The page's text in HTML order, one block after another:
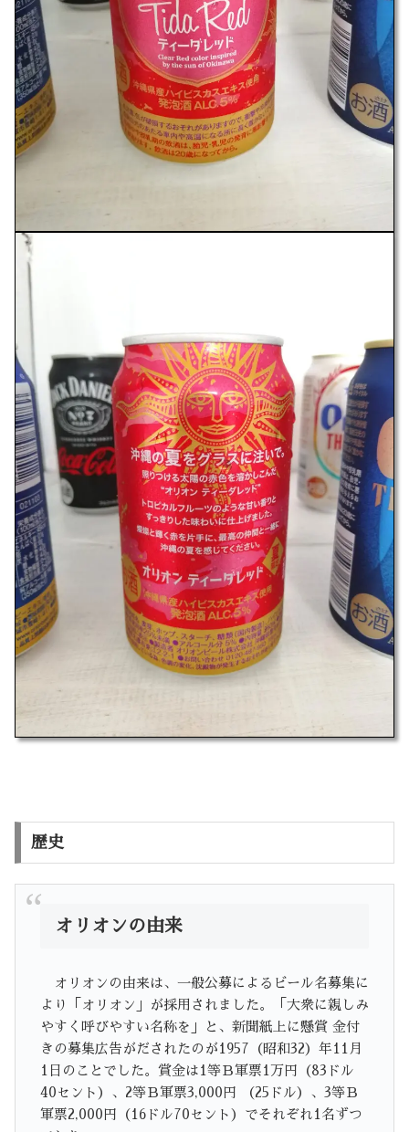
歴史
オリオンの由来
オリオンの由来は、一般公募によるビール名募集に
より「オリオン」が採用されました。「大衆に親しみ
やすく呼びやすい名称を」と、新聞紙上に懸賞 金付
きの募集広告がだされたのが1957（昭和32）年11月
1日のことでした。賞金は1等Ｂ軍票1万円（83ドル
40セント）、2等Ｂ軍票3,000円 （25ドル）、3等Ｂ
軍票2,000円（16ドル70セント）でそれぞれ1名ずつ